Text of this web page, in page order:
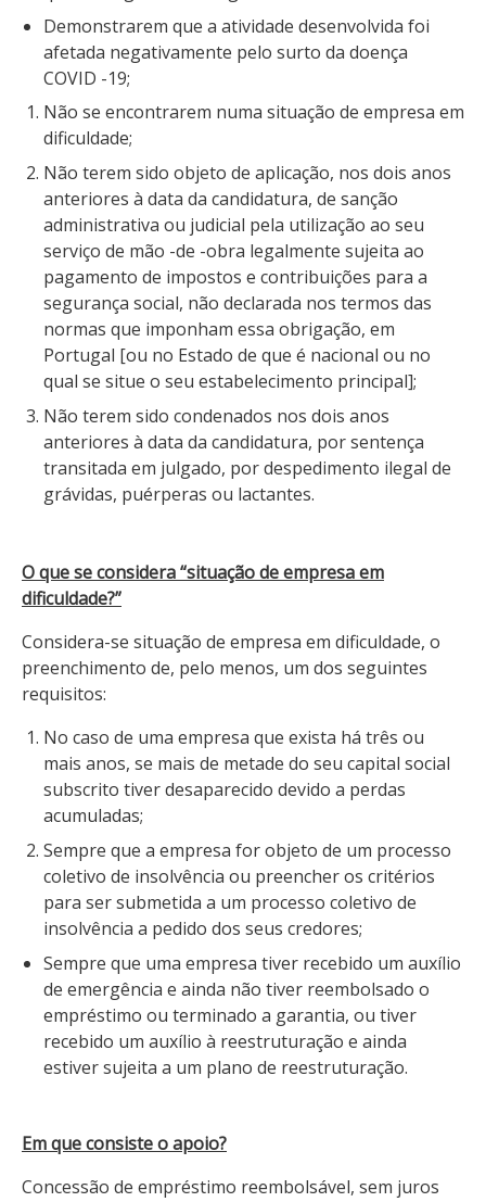
Demonstrarem que a atividade desenvolvida foi
afetada negativamente pelo surto da doença
COVID -19;
Não se encontrarem numa situação de empresa em
dificuldade;
Não terem sido objeto de aplicação, nos dois anos
anteriores à data da candidatura, de sanção
administrativa ou judicial pela utilização ao seu
serviço de mão -de -obra legalmente sujeita ao
pagamento de impostos e contribuições para a
segurança social, não declarada nos termos das
normas que imponham essa obrigação, em
Portugal [ou no Estado de que é nacional ou no
qual se situe o seu estabelecimento principal];
Não terem sido condenados nos dois anos
anteriores à data da candidatura, por sentença
transitada em julgado, por despedimento ilegal de
grávidas, puérperas ou lactantes.
O que se considera “situação de empresa em
dificuldade?”
Considera-se situação de empresa em dificuldade, o
preenchimento de, pelo menos, um dos seguintes
requisitos:
No caso de uma empresa que exista há três ou
mais anos, se mais de metade do seu capital social
subscrito tiver desaparecido devido a perdas
acumuladas;
Sempre que a empresa for objeto de um processo
coletivo de insolvência ou preencher os critérios
para ser submetida a um processo coletivo de
insolvência a pedido dos seus credores;
Sempre que uma empresa tiver recebido um auxílio
de emergência e ainda não tiver reembolsado o
empréstimo ou terminado a garantia, ou tiver
recebido um auxílio à reestruturação e ainda
estiver sujeita a um plano de reestruturação.
Em que consiste o apoio?
Concessão de empréstimo reembolsável, sem juros